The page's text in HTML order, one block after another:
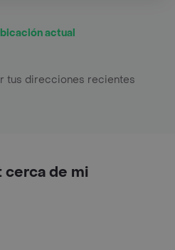
actual
tus direcciones recientes
cerca de mi